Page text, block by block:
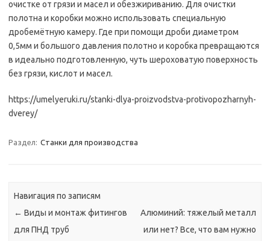
очистке от грязи и масел и обезжириванию. Для очистки
полотна и коробки можно использовать специальную
дробемётную камеру. Где при помощи дроби диаметром
0,5мм и большого давления полотно и коробка превращаются
в идеально подготовленную, чуть шероховатую поверхность
без грязи, кислот и масел.
https://umelyeruki.ru/stanki-dlya-proizvodstva-protivopozharnyh-
dverey/
Раздел: Станки для производства
Навигация по записям
← Виды и монтаж фитингов
для ПНД труб
Алюминий: тяжелый металл
или нет? Все, что вам нужно